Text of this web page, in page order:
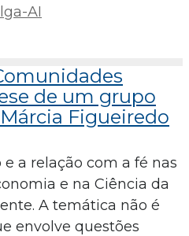
AI
de um grupo
Figueiredo
e a relação com a fé nas
e na Ciência da
A temática não é
envolve questões